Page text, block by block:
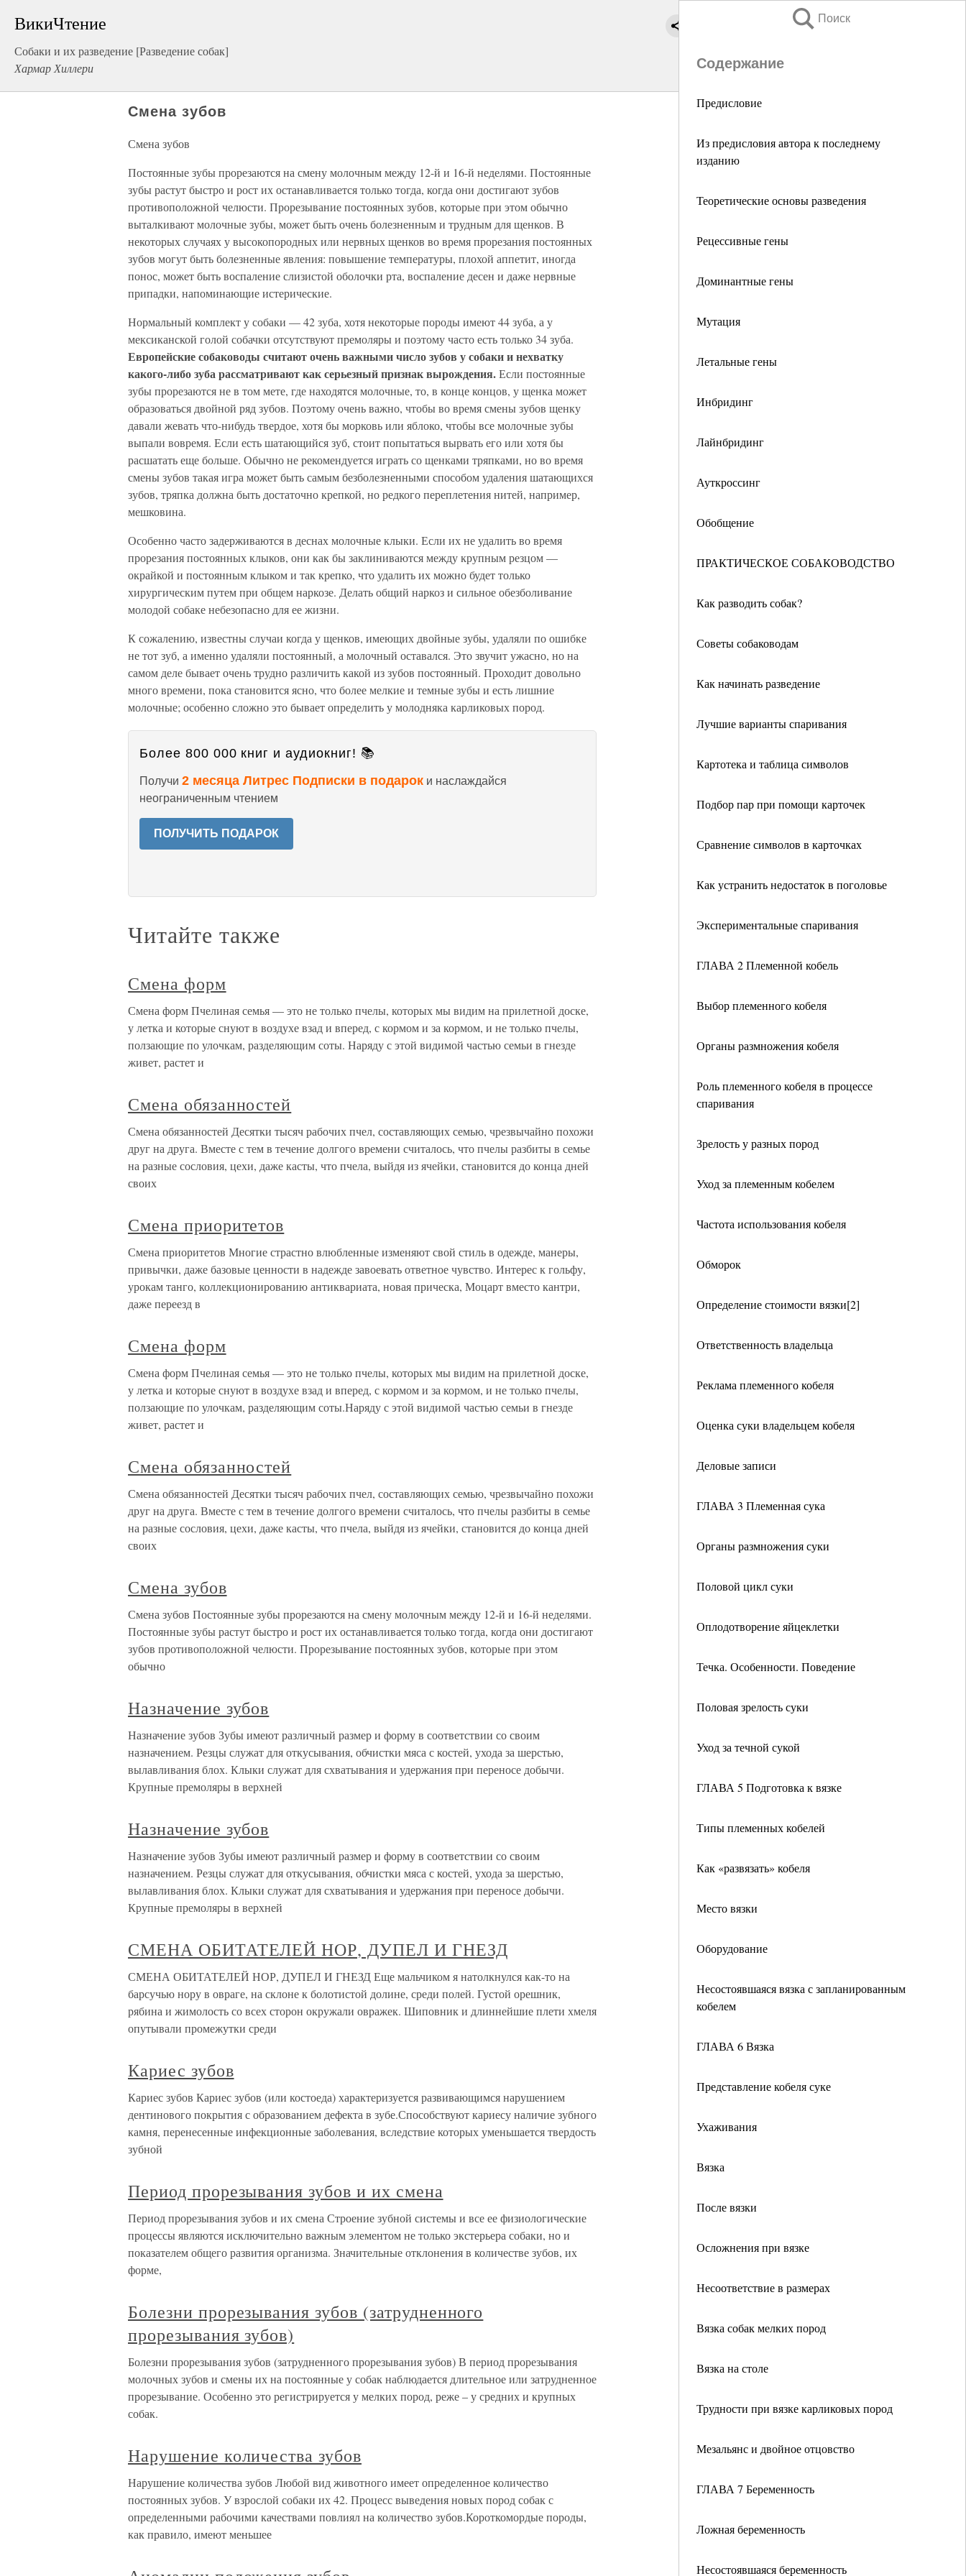
ВикиЧтение
Собаки и их разведение [Разведение собак]
Хармар Хиллери
Поиск
Содержание
Предисловие
Из предисловия автора к последнему
изданию
Теоретические основы разведения
Рецессивные гены
Доминантные гены
Мутация
Летальные гены
Инбридинг
Лайнбридинг
Ауткроссинг
Обобщение
ПРАКТИЧЕСКОЕ СОБАКОВОДСТВО
Как разводить собак?
Советы собаководам
Как начинать разведение
Лучшие варианты спаривания
Картотека и таблица символов
Подбор пар при помощи карточек
Сравнение символов в карточках
Как устранить недостаток в поголовье
Экспериментальные спаривания
ГЛАВА 2 Племенной кобель
Выбор племенного кобеля
Органы размножения кобеля
Роль племенного кобеля в процессе
спаривания
Зрелость у разных пород
Уход за племенным кобелем
Частота использования кобеля
Обморок
Определение стоимости вязки[2]
Ответственность владельца
Реклама племенного кобеля
Оценка суки владельцем кобеля
Деловые записи
ГЛАВА 3 Племенная сука
Органы размножения суки
Половой цикл суки
Оплодотворение яйцеклетки
Течка. Особенности. Поведение
Половая зрелость суки
Уход за течной сукой
ГЛАВА 5 Подготовка к вязке
Типы племенных кобелей
Как «развязать» кобеля
Место вязки
Оборудование
Несостоявшаяся вязка с запланированным
кобелем
ГЛАВА 6 Вязка
Представление кобеля суке
Ухаживания
Вязка
После вязки
Осложнения при вязке
Несоответствие в размерах
Вязка собак мелких пород
Вязка на столе
Трудности при вязке карликовых пород
Мезальянс и двойное отцовство
ГЛАВА 7 Беременность
Ложная беременность
Несостоявшаяся беременность
Смена зубов
Смена зубов
Постоянные зубы прорезаются на смену молочным между 12-й и 16-й неделями. Постоянные
зубы растут быстро и рост их останавливается только тогда, когда они достигают зубов
противоположной челюсти. Прорезывание постоянных зубов, которые при этом обычно
выталкивают молочные зубы, может быть очень болезненным и трудным для щенков. В
некоторых случаях у высокопородных или нервных щенков во время прорезания постоянных
зубов могут быть болезненные явления: повышение температуры, плохой аппетит, иногда
понос, может быть воспаление слизистой оболочки рта, воспаление десен и даже нервные
припадки, напоминающие истерические.
Нормальный комплект у собаки — 42 зуба, хотя некоторые породы имеют 44 зуба, а у
мексиканской голой собачки отсутствуют премоляры и поэтому часто есть только 34 зуба.
Европейские собаководы считают очень важными число зубов у собаки и нехватку
какого-либо зуба рассматривают как серьезный признак вырождения.Если постоянные
зубы прорезаются не в том мете, где находятся молочные, то, в конце концов, у щенка может
образоваться двойной ряд зубов. Поэтому очень важно, чтобы во время смены зубов щенку
давали жевать что-нибудь твердое, хотя бы морковь или яблоко, чтобы все молочные зубы
выпали вовремя. Если есть шатающийся зуб, стоит попытаться вырвать его или хотя бы
расшатать еще больше. Обычно не рекомендуется играть со щенками тряпками, но во время
смены зубов такая игра может быть самым безболезненными способом удаления шатающихся
зубов, тряпка должна быть достаточно крепкой, но редкого переплетения нитей, например,
мешковина.
Особенно часто задерживаются в деснах молочные клыки. Если их не удалить во время
прорезания постоянных клыков, они как бы заклиниваются между крупным резцом —
окрайкой и постоянным клыком и так крепко, что удалить их можно будет только
хирургическим путем при общем наркозе. Делать общий наркоз и сильное обезболивание
молодой собаке небезопасно для ее жизни.
К сожалению, известны случаи когда у щенков, имеющих двойные зубы, удаляли по ошибке
не тот зуб, а именно удаляли постоянный, а молочный оставался. Это звучит ужасно, но на
самом деле бывает очень трудно различить какой из зубов постоянный. Проходит довольно
много времени, пока становится ясно, что более мелкие и темные зубы и есть лишние
молочные; особенно сложно это бывает определить у молодняка карликовых пород.
Более 800 000 книг и аудиокниг! 📚
Получи 2 месяца Литрес Подписки в подарок и наслаждайся
неограниченным чтением
ПОЛУЧИТЬ ПОДАРОК
Читайте также
Смена форм
Смена форм Пчелиная семья — это не только пчелы, которых мы видим на прилетной доске,
у летка и которые снуют в воздухе взад и вперед, с кормом и за кормом, и не только пчелы,
ползающие по улочкам, разделяющим соты. Наряду с этой видимой частью семьи в гнезде
живет, растет и
Смена обязанностей
Смена обязанностей Десятки тысяч рабочих пчел, составляющих семью, чрезвычайно похожи
друг на друга. Вместе с тем в течение долгого времени считалось, что пчелы разбиты в семье
на разные сословия, цехи, даже касты, что пчела, выйдя из ячейки, становится до конца дней
своих
Смена приоритетов
Смена приоритетов Многие страстно влюбленные изменяют свой стиль в одежде, манеры,
привычки, даже базовые ценности в надежде завоевать ответное чувство. Интерес к гольфу,
урокам танго, коллекционированию антиквариата, новая прическа, Моцарт вместо кантри,
даже переезд в
Смена форм
Смена форм Пчелиная семья — это не только пчелы, которых мы видим на прилетной доске,
у летка и которые снуют в воздухе взад и вперед, с кормом и за кормом, и не только пчелы,
ползающие по улочкам, разделяющим соты.Наряду с этой видимой частью семьи в гнезде
живет, растет и
Смена обязанностей
Смена обязанностей Десятки тысяч рабочих пчел, составляющих семью, чрезвычайно похожи
друг на друга. Вместе с тем в течение долгого времени считалось, что пчелы разбиты в семье
на разные сословия, цехи, даже касты, что пчела, выйдя из ячейки, становится до конца дней
своих
Смена зубов
Смена зубов Постоянные зубы прорезаются на смену молочным между 12-й и 16-й неделями.
Постоянные зубы растут быстро и рост их останавливается только тогда, когда они достигают
зубов противоположной челюсти. Прорезывание постоянных зубов, которые при этом
обычно
Назначение зубов
Назначение зубов Зубы имеют различный размер и форму в соответствии со своим
назначением. Резцы служат для откусывания, обчистки мяса с костей, ухода за шерстью,
вылавливания блох. Клыки служат для схватывания и удержания при переносе добычи.
Крупные премоляры в верхней
Назначение зубов
Назначение зубов Зубы имеют различный размер и форму в соответствии со своим
назначением. Резцы служат для откусывания, обчистки мяса с костей, ухода за шерстью,
вылавливания блох. Клыки служат для схватывания и удержания при переносе добычи.
Крупные премоляры в верхней
СМЕНА ОБИТАТЕЛЕЙ НОР, ДУПЕЛ И ГНЕЗД
СМЕНА ОБИТАТЕЛЕЙ НОР, ДУПЕЛ И ГНЕЗД Еще мальчиком я натолкнулся как-то на
барсучью нору в овраге, на склоне к болотистой долине, среди полей. Густой орешник,
рябина и жимолость со всех сторон окружали овражек. Шиповник и длиннейшие плети хмеля
опутывали промежутки среди
Кариес зубов
Кариес зубов Кариес зубов (или костоеда) характеризуется развивающимся нарушением
дентинового покрытия с образованием дефекта в зубе.Способствуют кариесу наличие зубного
камня, перенесенные инфекционные заболевания, вследствие которых уменьшается твердость
зубной
Период прорезывания зубов и их смена
Период прорезывания зубов и их смена Строение зубной системы и все ее физиологические
процессы являются исключительно важным элементом не только экстерьера собаки, но и
показателем общего развития организма. Значительные отклонения в количестве зубов, их
форме,
Болезни прорезывания зубов (затрудненного
прорезывания зубов)
Болезни прорезывания зубов (затрудненного прорезывания зубов) В период прорезывания
молочных зубов и смены их на постоянные у собак наблюдается длительное или затрудненное
прорезывание. Особенно это регистрируется у мелких пород, реже – у средних и крупных
собак.
Нарушение количества зубов
Нарушение количества зубов Любой вид животного имеет определенное количество
постоянных зубов. У взрослой собаки их 42. Процесс выведения новых пород собак с
определенными рабочими качествами повлиял на количество зубов.Короткомордые породы,
как правило, имеют меньшее